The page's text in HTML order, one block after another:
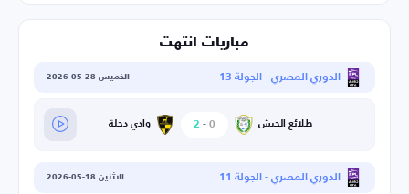
مباريات انتهت
الدوري المصري - الجولة 13 الخميس 28-05-2026
طلائع الجيش 0
-
2 وادي دجلة
الدوري المصري - الجولة 11 الاثنين 18-05-2026